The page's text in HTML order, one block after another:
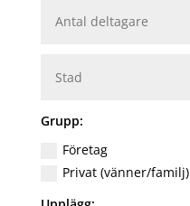
Grupp:
Företag
Privat (vänner/familj)